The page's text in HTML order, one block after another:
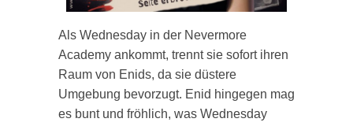
Als Wednesday in der Nevermore
Academy ankommt, trennt sie sofort ihren
Raum von Enids, da sie düstere
Umgebung bevorzugt. Enid hingegen mag
es bunt und fröhlich, was Wednesday